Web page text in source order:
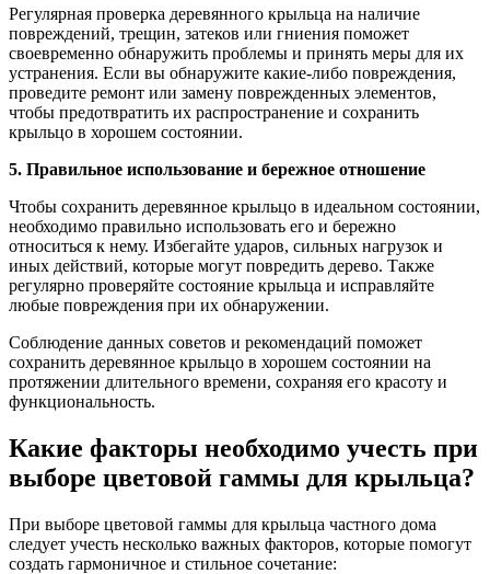
Регулярная проверка деревянного крыльца на наличие
повреждений, трещин, затеков или гниения поможет
своевременно обнаружить проблемы и принять меры для их
устранения. Если вы обнаружите какие-либо повреждения,
проведите ремонт или замену поврежденных элементов,
чтобы предотвратить их распространение и сохранить
крыльцо в хорошем состоянии.
5. Правильное использование и бережное отношение
Чтобы сохранить деревянное крыльцо в идеальном состоянии,
необходимо правильно использовать его и бережно
относиться к нему. Избегайте ударов, сильных нагрузок и
иных действий, которые могут повредить дерево. Также
регулярно проверяйте состояние крыльца и исправляйте
любые повреждения при их обнаружении.
Соблюдение данных советов и рекомендаций поможет
сохранить деревянное крыльцо в хорошем состоянии на
протяжении длительного времени, сохраняя его красоту и
функциональность.
Какие факторы необходимо учесть при
выборе цветовой гаммы для крыльца?
При выборе цветовой гаммы для крыльца частного дома
следует учесть несколько важных факторов, которые помогут
создать гармоничное и стильное сочетание: